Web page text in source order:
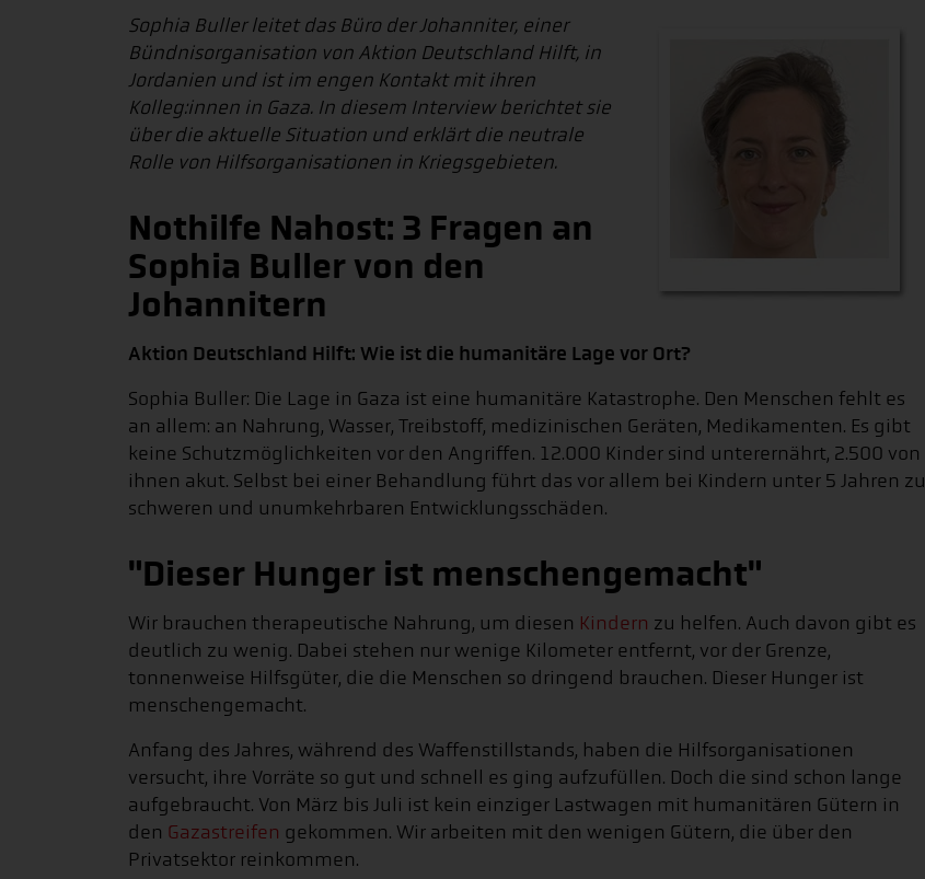
Sophia Buller leitet das Büro der Johanniter, einer
Bündnisorganisation von Aktion Deutschland Hilft, in
Jordanien und ist im engen Kontakt mit ihren
Kolleg:innen in Gaza. In diesem Interview berichtet sie
über die aktuelle Situation und erklärt die neutrale
Rolle von Hilfsorganisationen in Kriegsgebieten.
Nothilfe Nahost: 3 Fragen an
Sophia Buller von den
Johannitern
Aktion Deutschland Hilft: Wie ist die humanitäre Lage vor Ort?
Sophia Buller: Die Lage in Gaza ist eine humanitäre Katastrophe. Den Menschen fehlt es
an allem: an Nahrung, Wasser, Treibstoff, medizinischen Geräten, Medikamenten. Es gibt
keine Schutzmöglichkeiten vor den Angriffen. 12.000 Kinder sind unterernährt, 2.500 von
ihnen akut. Selbst bei einer Behandlung führt das vor allem bei Kindern unter 5 Jahren zu
schweren und unumkehrbaren Entwicklungsschäden.
"Dieser Hunger ist menschengemacht"
Wir brauchen therapeutische Nahrung, um diesen Kindern zu helfen. Auch davon gibt es
deutlich zu wenig. Dabei stehen nur wenige Kilometer entfernt, vor der Grenze,
tonnenweise Hilfsgüter, die die Menschen so dringend brauchen. Dieser Hunger ist
menschengemacht.
Anfang des Jahres, während des Waffenstillstands, haben die Hilfsorganisationen
versucht, ihre Vorräte so gut und schnell es ging aufzufüllen. Doch die sind schon lange
aufgebraucht. Von März bis Juli ist kein einziger Lastwagen mit humanitären Gütern in
den Gazastreifen gekommen. Wir arbeiten mit den wenigen Gütern, die über den
Privatsektor reinkommen.